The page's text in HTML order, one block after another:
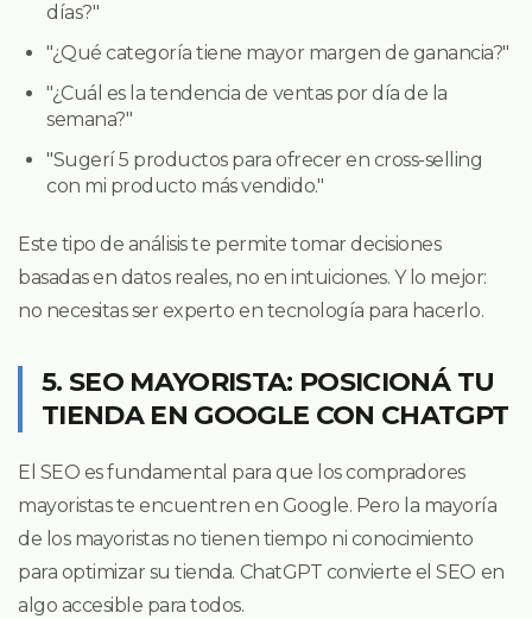
días?"
"¿Qué categoría tiene mayor margen de ganancia?"
"¿Cuál es la tendencia de ventas por día de la
semana?"
"Sugerí 5 productos para ofrecer en cross-selling
con mi producto más vendido."
Este tipo de análisis te permite tomar decisiones
basadas en datos reales, no en intuiciones. Y lo mejor:
no necesitas ser experto en tecnología para hacerlo.
5. SEO MAYORISTA: POSICIONÁ TU
TIENDA EN GOOGLE CON CHATGPT
El SEO es fundamental para que los compradores
mayoristas te encuentren en Google. Pero la mayoría
de los mayoristas no tienen tiempo ni conocimiento
para optimizar su tienda. ChatGPT convierte el SEO en
algo accesible para todos.